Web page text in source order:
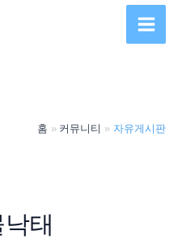
Main
홈 커뮤니티 자유게시판
태